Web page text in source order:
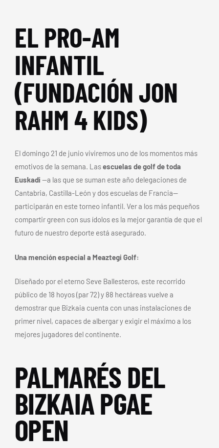
EL PRO-AM
INFANTIL
(FUNDACIÓN JON
RAHM 4 KIDS)
El domingo 21 de junio viviremos uno de los momentos más
emotivos de la semana. Lasescuelas de golf de toda
Euskadi —a las que se suman este año delegaciones de
Cantabria, Castilla-León y dos escuelas de Francia—
participarán en este torneo infantil. Ver a los más pequeños
compartir green con sus ídolos es la mejor garantía de que el
futuro de nuestro deporte está asegurado.
Una mención especial a Meaztegi Golf:
Diseñado por el eterno Seve Ballesteros, este recorrido
público de 18 hoyos (par 72) y 88 hectáreas vuelve a
demostrar que Bizkaia cuenta con unas instalaciones de
primer nivel, capaces de albergar y exigir el máximo a los
mejores jugadores del continente.
PALMARÉS DEL
BIZKAIA PGAE
OPEN